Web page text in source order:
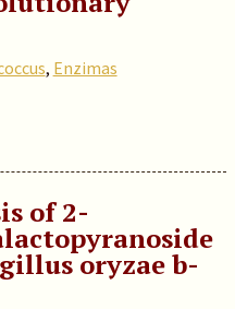
, Enzimas
of 2-
oryzae b-